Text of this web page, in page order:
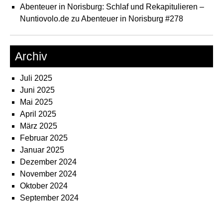
Abenteuer in Norisburg: Schlaf und Rekapitulieren –
Nuntiovolo.de zu Abenteuer in Norisburg #278
Archiv
Juli 2025
Juni 2025
Mai 2025
April 2025
März 2025
Februar 2025
Januar 2025
Dezember 2024
November 2024
Oktober 2024
September 2024